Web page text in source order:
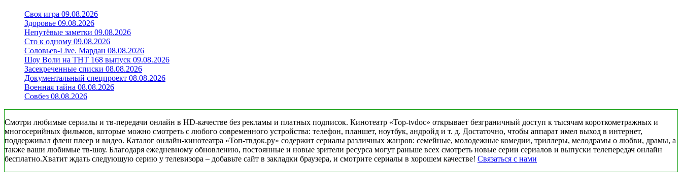
Своя игра 09.08.2026
Здоровье 09.08.2026
Непутёвые заметки 09.08.2026
Сто к одному 09.08.2026
Соловьев-Live. Мардан 08.08.2026
Шоу Воли на ТНТ 168 выпуск 09.08.2026
Засекреченные списки 08.08.2026
Документальный спецпроект 08.08.2026
Военная тайна 08.08.2026
Совбез 08.08.2026
Смотри любимые сериалы и тв-передачи онлайн в HD-качестве без рекламы и платных подписок. Кинотеатр «Top-tvdoc» открывает безграничный доступ к тысячам короткометражных и
многосерийных фильмов, которые можно смотреть с любого современного устройства: телефон, планшет, ноутбук, андройд и т. д. Достаточно, чтобы аппарат имел выход в интернет,
поддерживал флеш плеер и видео. Каталог онлайн-кинотеатра «Топ-твдок.ру» содержит сериалы различных жанров: семейные, молодежные комедии, триллеры, мелодрамы о любви, драмы, а
также ваши любимые тв-шоу. Благодаря ежедневному обновлению, постоянные и новые зрители ресурса могут раньше всех смотреть новые серии сериалов и выпуски телепередач онлайн
бесплатно.Хватит ждать следующую серию у телевизора – добавьте сайт в закладки браузера, и смотрите сериалы в хорошем качестве! Связаться с нами